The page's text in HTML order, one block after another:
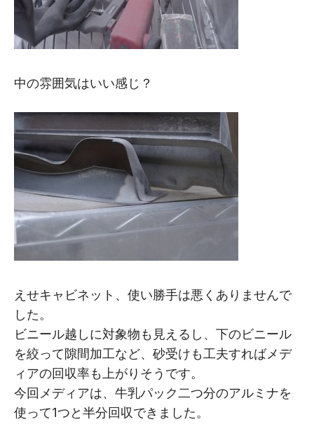
中の雰囲気はいい感じ？
えせキャビネット、使い勝手は悪くありませんで
した。
ビニール越しに対象物も見えるし、下のビニール
を絞って隙間加工など、砂受けも工夫すればメデ
ィアの回収率も上がりそうです。
今回メディアは、牛乳パック二つ分のアルミナを
使って1つと半分回収できました。